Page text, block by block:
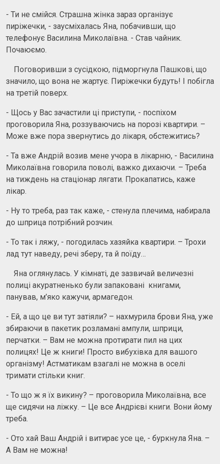
- Ти не смійся. Страшна жінка зараз організує
пиріжечки, - заусміхалась Яна, побачивши, що
телефонує Василина Миколаївна. - Став чайник.
Почаюємо.
Поговоривши з сусідкою, підморгнула Пашкові, що
значило, що вона не жартує. Пиріжечки будуть! І побігла
на третій поверх.
- Щось у Вас зачастили ці приступи, - поспіхом
проговорила Яна, роззуваючись на порозі квартири. –
Може вже пора звернутись до лікаря, обстежитись?
- Та вже Андрій возив мене учора в лікарню, - Василина
Миколаївна говорила поволі, важко дихаючи. – Треба
на тиждень на стаціонар лягати. Прокапатись, каже
лікар.
- Ну то треба, раз так каже, - стенула плечима, набирала
до шприца потрібний розчин.
- То так і ляжу, - погодилась хазяйка квартири. – Трохи
лад тут наведу, речі зберу, та й поїду…
Яна оглянулась. У кімнаті, де зазвичай величезні
полиці акуратненько були запаковані книгами,
панував, м’яко кажучи, армагедон.
- Ей, а що це ви тут затіяли? – нахмурила брови Яна, уже
збираючи в пакетик розламані ампули, шприци,
перчатки. – Вам не можна протирати пил на цих
полицях! Це ж книги! Просто вибухівка для вашого
організму! Астматикам взагалі не можна в оселі
тримати стільки книг.
- То що ж я їх викину? – проговорила Миколаївна, все
ще сидячи на ліжку. – Це все Андрієві книги. Вони йому
треба.
- Ото хай Ваш Андрій і витирає усе це, - буркнула Яна. –
А Вам не можна!